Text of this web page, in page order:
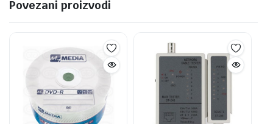
Povezani proizvodi